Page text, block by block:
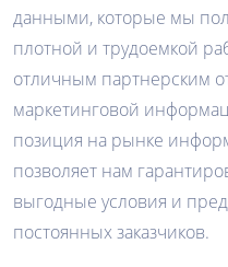
данными, которые мы
плотной и трудоемкой
отличным партнерским
маркетинговой
позиция на рынке
позволяет нам
выгодные условия и
постоянных заказчиков.